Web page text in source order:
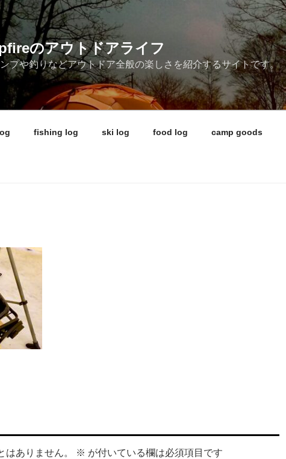
のアウトドアライフ
プや釣りなどアウトドア全般の楽しさを紹介するサイトです。
fishing log ski log food log camp goods
はありません。 ※ が付いている欄は必須項目です